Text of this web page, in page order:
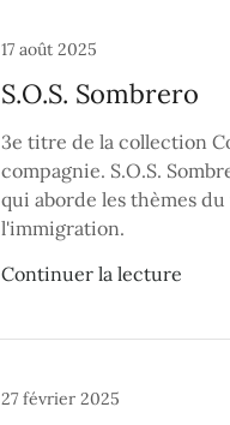
17 août 2025
S.O.S. Sombrero
3e titre de la collection
compagnie. S.O.S.
qui aborde les thèmes
l'immigration.
Continuer la lecture
27 février 2025